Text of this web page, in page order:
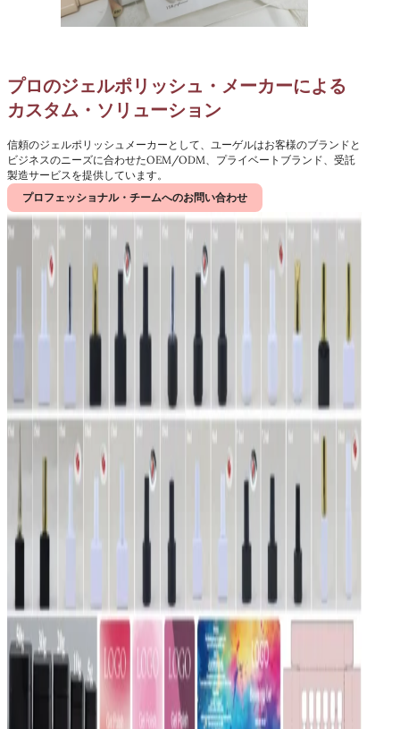
プロのジェルポリッシュ・メーカーによる
カスタム・ソリューション
信頼のジェルポリッシュメーカーとして、ユーゲルはお客様のブランドと
ビジネスのニーズに合わせたOEM/ODM、プライベートブランド、受託
製造サービスを提供しています。
プロフェッショナル・チームへのお問い合わせ